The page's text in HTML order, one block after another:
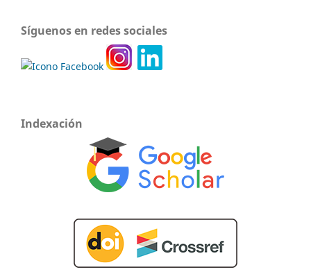
Síguenos en redes sociales
Indexación